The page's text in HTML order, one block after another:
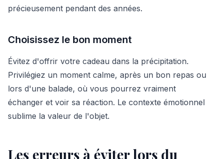
précieusement pendant des années.
Choisissez le bon moment
Évitez d'offrir votre cadeau dans la précipitation.
Privilégiez un moment calme, après un bon repas ou
lors d'une balade, où vous pourrez vraiment
échanger et voir sa réaction. Le contexte émotionnel
sublime la valeur de l'objet.
Les erreurs à éviter lors du